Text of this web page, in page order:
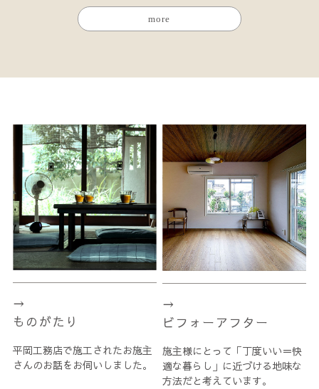
more
ものがたり
平岡工務店で施工されたお施主
さんのお話をお伺いしました。
ビフォーアフター
施主様にとって「丁度いい＝快
適な暮らし」に近づける地味な
方法だと考えています。